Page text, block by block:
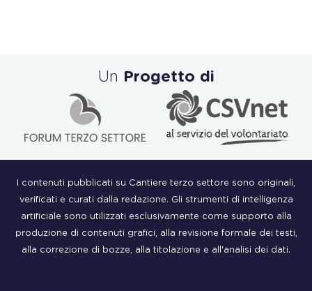
Un Progetto di
I contenuti pubblicati su Cantiere terzo settore sono originali,
verificati e curati dalla redazione. Gli strumenti di intelligenza
artificiale sono utilizzati esclusivamente come supporto alla
produzione di contenuti grafici, alla revisione formale dei testi,
alla correzione di bozze, alla titolazione e all'analisi dei dati.